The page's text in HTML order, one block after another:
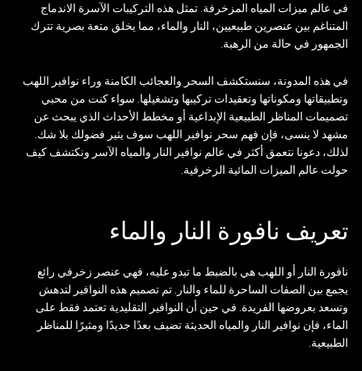
في عالم ميزات المياه المزخرفة. تمثل هذه التركيبات الآسرة الاندماج
المتناغم بين عنصرين طبيعيين، النار والماء، مما يخلق متعة بصرية تترك
الجمهور في حالة من الرهبة.
في هذه المدونة، سنستكشف السحر والعجائب الكامنة وراء نوافير اللهب
وتطبيقاتها ومكوناتها وتعقيدات تركيبها وتشغيلها. سواء كنت من محبي
تصميمات المناظر الطبيعية الإبداعية أو مخطط الأحداث الذي يبحث عن
مشهد لا ينسى، فإن فهم سحر نوافير اللهب سوف يثير فضولك بلا شك.
لذلك، دعونا نتعمق أكثر في عالم نوافير النار والمياه الآسر ونكتشف كيف
حولت عالم الميزات المائية الزخرفية.
تعريف نافورة النار والماء
نافورة النار أو اللهب هي بالضبط ما تبدو عليه، فهي عنصر زخرفي رائع
يجمع بين الصفات الساحرة للماء والنار. تم تصميم هذه النوافير لتدهش
وتسعد بعروضها الفريدة. في حين أن النوافير التقليدية تعتمد فقط على
الماء، فإن نوافير النار والمياه الحديثة تضيف بعدًا جديدًا ومثيرًا للمناظر
الطبيعية.